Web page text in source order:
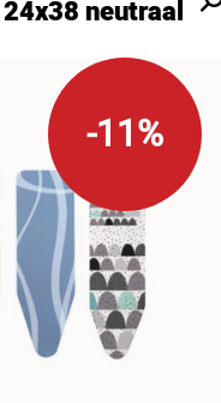
neutraal
-11%